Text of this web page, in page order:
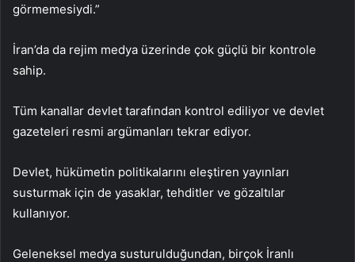
görmemesiydi.”
İran’da da rejim medya üzerinde çok güçlü bir kontrole
sahip.
Tüm kanallar devlet tarafından kontrol ediliyor ve devlet
gazeteleri resmi argümanları tekrar ediyor.
Devlet, hükümetin politikalarını eleştiren yayınları
susturmak için de yasaklar, tehditler ve gözaltılar
kullanıyor.
Geleneksel medya susturulduğundan, birçok İranlı